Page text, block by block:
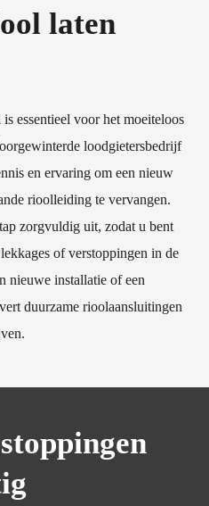
laten
essentieel voor het moeiteloos
loodgietersbedrijf
en ervaring om een nieuw
rioolleiding te vervangen.
zorgvuldig uit, zodat u bent
of verstoppingen in de
nieuwe installatie of een
duurzame rioolaansluitingen